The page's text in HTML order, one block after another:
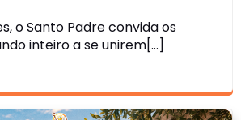
o Santo Padre convida os
inteiro a se unirem[…]